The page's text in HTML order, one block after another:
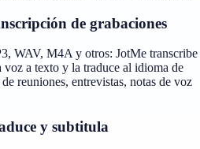
de grabaciones
WAV, M4A y otros: JotMe transcribe
a texto y la traduce al idioma de
reuniones, entrevistas, notas de voz
y subtitula